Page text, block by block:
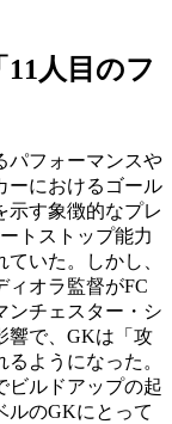
人目のフ
パフォーマンスや
ーにおけるゴール
示す象徴的なプレ
トストップ能力
いた。しかし、
ィオラ監督がFC
ンチェスター・シ
響で、GKは「攻
ようになった。
ビルドアップの起
ルのGKにとって